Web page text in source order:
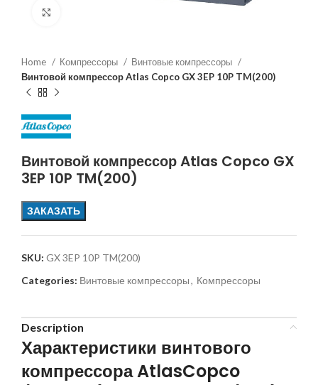
Home Компрессоры
Винтовые компрессоры
Винтовой компрессор Atlas Copco GX 3EP 10P TM(200)
Винтовой компрессор Atlas Copco GX
3EP 10P TM(200)
ЗАКАЗАТЬ
SKU: GX 3EP 10P TM(200)
Categories: Винтовые компрессоры, Компрессоры
Description
Характеристики винтового
компрессора AtlasCopco